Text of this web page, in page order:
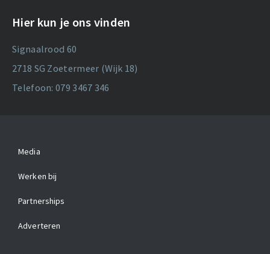
Hier kun je ons vinden
Signaalrood 60
2718 SG Zoetermeer (Wijk 18)
Telefoon: 079 3467 346
Media
Werken bij
Partnerships
Adverteren